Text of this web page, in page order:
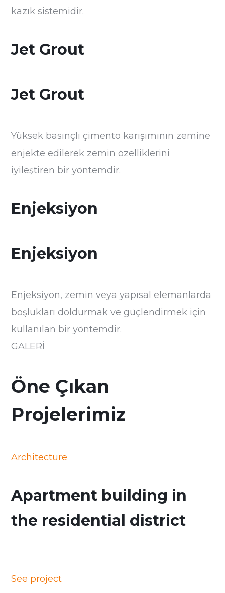
kazık sistemidir.
Jet Grout
Jet Grout
Yüksek basınçlı çimento karışımının zemine
enjekte edilerek zemin özelliklerini
iyileştiren bir yöntemdir.
Enjeksiyon
Enjeksiyon
Enjeksiyon, zemin veya yapısal elemanlarda
boşlukları doldurmak ve güçlendirmek için
kullanılan bir yöntemdir.
GALERİ
Öne Çıkan
Projelerimiz
Architecture
Apartment building in
the residential district
See project